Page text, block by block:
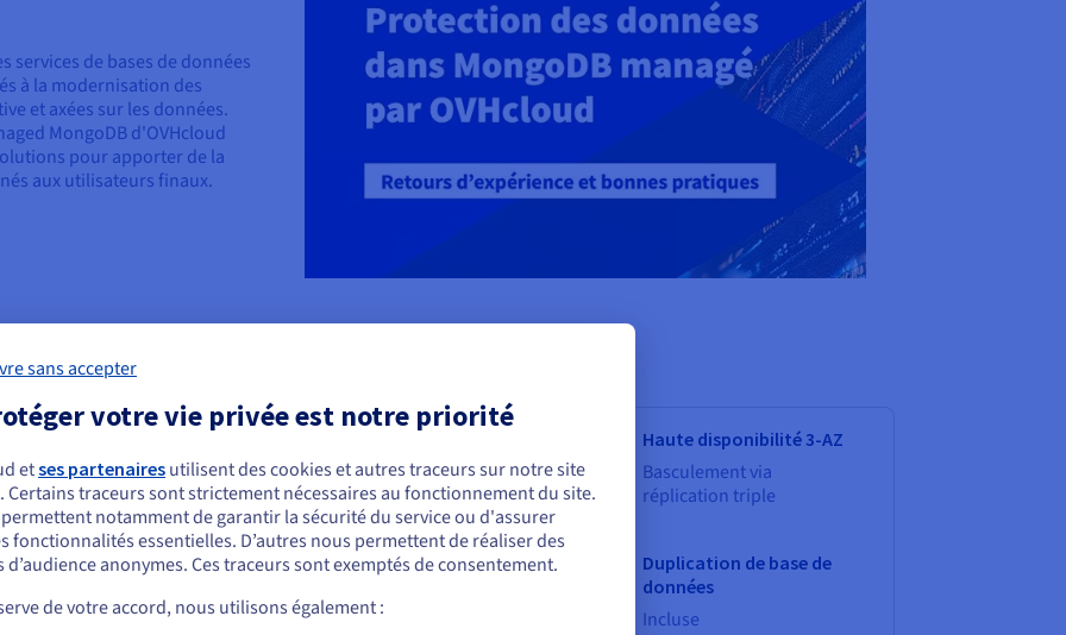
services de bases de données
à la modernisation des
et axées sur les données.
MongoDB d'OVHcloud
pour apporter de la
aux utilisateurs finaux.
MongoDB 8.0
Sauvegardes
automatiques
Dans un lieu distant
Collecte des métriques
avec Prometheus
Point de restauration
Incluse
Haute disponibilité 3-AZ
Basculement via
réplication triple
Duplication de base de
données
Incluse
semblez être localisé en États-Unis.
commander, rendez-vous sur le site de votre pays (États-Unis) et créez un
sans accepter
votre vie privée est notre priorité
etses partenaires utilisent des cookies et autres traceurs sur notre site
Certains traceurs sont strictement nécessaires au fonctionnement du site.
notamment de garantir la sécurité du service ou d'assurer
fonctionnalités essentielles. D’autres nous permettent de réaliser des
d’audience anonymes. Ces traceurs sont exemptés de consentement.
de votre accord, nous utilisons également :